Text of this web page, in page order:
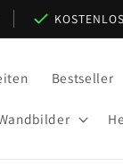
Bestseller